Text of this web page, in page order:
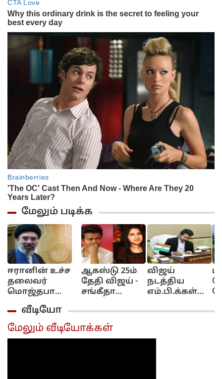
மேலும் படிக்க
ஈரானின் உச்ச
தலைவர்
மொஜ்தபா
கமேனி
கவலைக்கிடம்?!..
மக்கள் சோகம்!..
ஆகஸ்டு 25ம்
தேதி விஜய் -
சங்கீதா
இணையத்தில்
பரவும்
செய்தி!...
விஜய்
நடத்திய
எம்.பி.க்கள்
எம்.பிக்கள்
வீடியோ
மேலும் வீடியோக்கள்